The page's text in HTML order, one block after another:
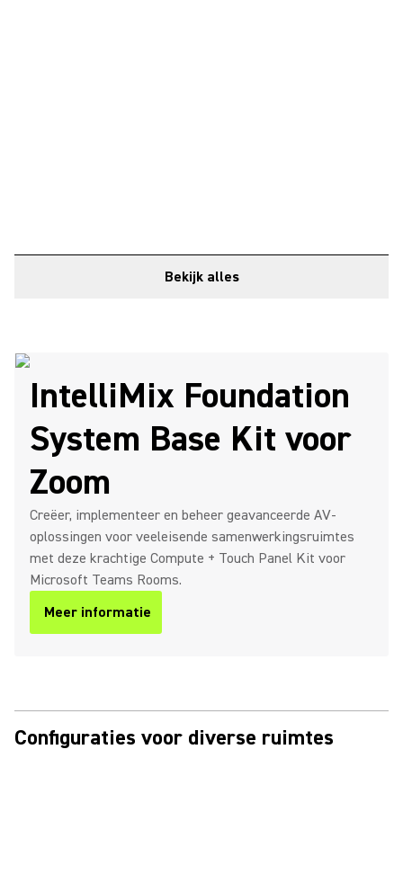
Bekijk alles
IntelliMix Foundation
System Base Kit voor
Zoom
Creëer, implementeer en beheer geavanceerde AV-
oplossingen voor veeleisende samenwerkingsruimtes
met deze krachtige Compute + Touch Panel Kit voor
Microsoft Teams Rooms.
Meer informatie
Configuraties voor diverse ruimtes